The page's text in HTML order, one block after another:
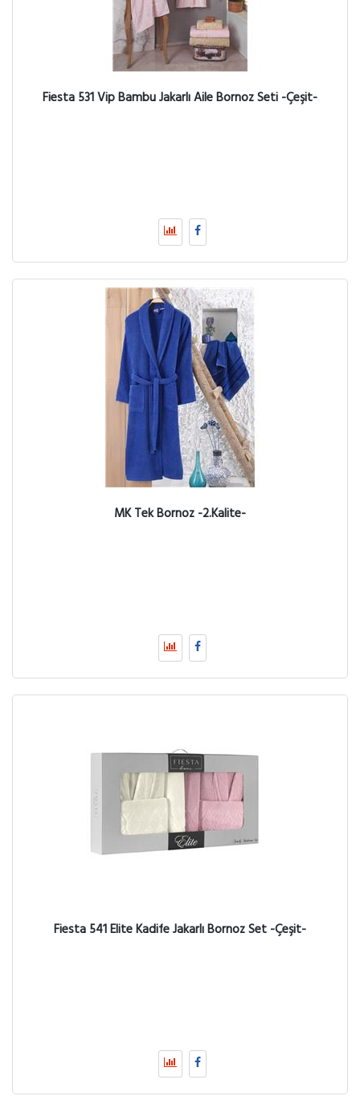
Fiesta 531 Vip Bambu Jakarlı Aile Bornoz Seti -Çeşit-
MK Tek Bornoz -2.Kalite-
Fiesta 541 Elite Kadife Jakarlı Bornoz Set -Çeşit-